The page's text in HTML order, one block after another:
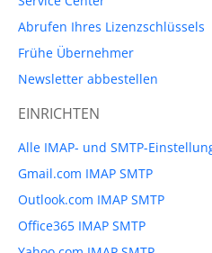
Abrufen Ihres Lizenzschlüssels
Frühe Übernehmer
Newsletter abbestellen
EINRICHTEN
Alle IMAP- und SMTP-
Gmail.com IMAP SMTP
Outlook.com IMAP SMTP
Office365 IMAP SMTP